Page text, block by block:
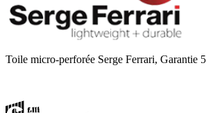
Toile micro-perforée Serge Ferrari, Garantie